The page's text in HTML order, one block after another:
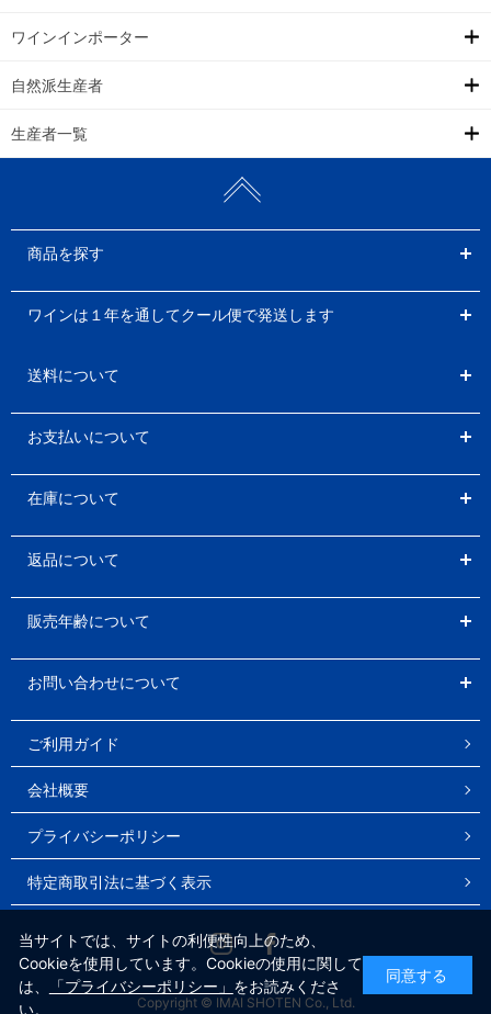
ワインインポーター
自然派生産者
生産者一覧
商品を探す
ワインは１年を通してクール便で発送します
送料について
お支払いについて
在庫について
返品について
販売年齢について
お問い合わせについて
ご利用ガイド
会社概要
プライバシーポリシー
特定商取引法に基づく表示
Instagram
Copyright © IMAI SHOTEN Co., Ltd.
当サイトでは、サイトの利便性向上のため、
Cookieを使用しています。Cookieの使用に関して
は、
「プライバシーポリシー」 をお読みくださ
い。
同意する